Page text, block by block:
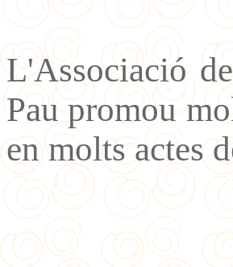
L'Associació
Pau promou
en molts actes